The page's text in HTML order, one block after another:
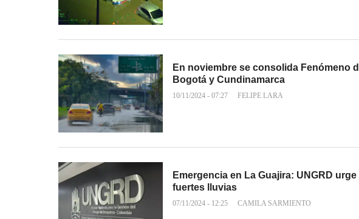
En noviembre se consolida Fenómeno
Bogotá y Cundinamarca
10/11/2024 - 07:27 FELIPE LARA
Emergencia en La Guajira: UNGRD
fuertes lluvias
07/11/2024 - 12:25 CAMILA SARMIENTO